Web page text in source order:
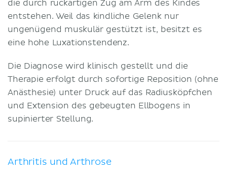
die durch ruckartigen Zug am Arm des Kindes
entstehen. Weil das kindliche Gelenk nur
ungenügend muskulär gestützt ist, besitzt es
eine hohe Luxationstendenz.
Die Diagnose wird klinisch gestellt und die
Therapie erfolgt durch sofortige Reposition (ohne
Anästhesie) unter Druck auf das Radiusköpfchen
und Extension des gebeugten Ellbogens in
supinierter Stellung.
Arthritis und Arthrose